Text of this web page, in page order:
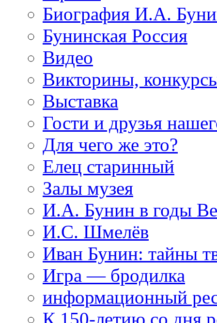
Биография И.А.
Бунинская Россия
Видео
Викторины,
Выставка
Гости и друзья
Для чего же это?
Елец старинный
Залы музея
И.А. Бунин в годы
И.С. Шмелёв
Иван Бунин: тайны
Игра — бродилка
информационный